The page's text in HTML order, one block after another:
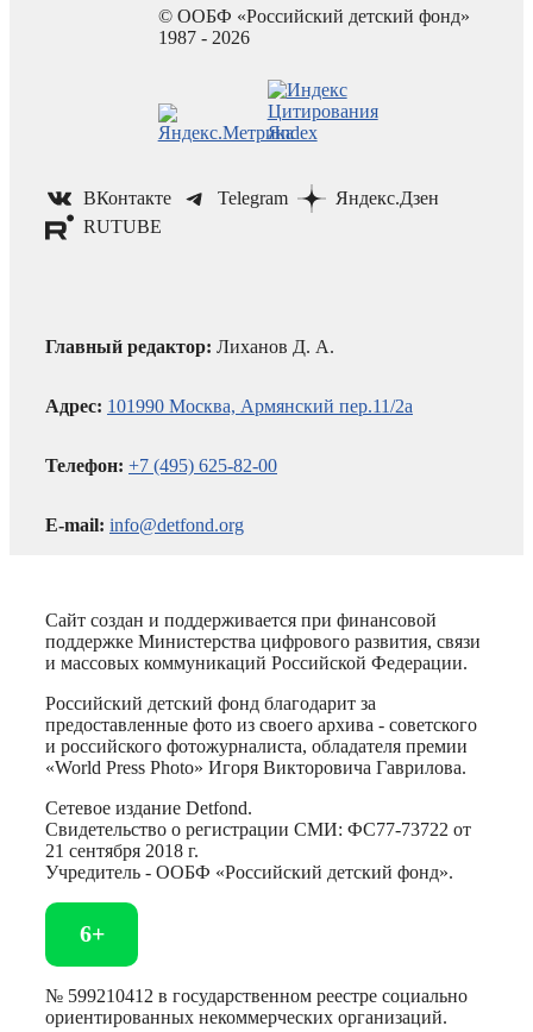
© ООБФ «Российский детский фонд»
1987 - 2026
ВКонтакте Telegram
Яндекс.Дзен
RUTUBE
Главный редактор: Лиханов Д. А.
Адрес: 101990 Москва, Армянский пер.11/2а
Телефон: +7 (495) 625-82-00
E-mail: info@detfond.org
Сайт создан и поддерживается при финансовой
поддержке Министерства цифрового развития, связи
и массовых коммуникаций Российской Федерации.
Российский детский фонд благодарит за
предоставленные фото из своего архива - советского
и российского фотожурналиста, обладателя премии
«World Press Photo» Игоря Викторовича Гаврилова.
Сетевое издание Detfond.
Свидетельство о регистрации СМИ: ФС77-73722 от
21 сентября 2018 г.
Учредитель - ООБФ «Российский детский фонд».
6+
№ 599210412 в государственном реестре социально
ориентированных некоммерческих организаций.